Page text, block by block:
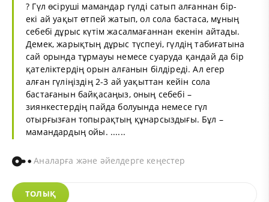
? Гүл өсіруші мамандар гүлді сатып алғаннан бір-
екі ай уақыт өтпей жатып, ол сола бастаса, мұның
себебі дұрыс күтім жасалмағаннан екенін айтады.
Демек, жарықтың дұрыс түспеуі, гүлдің табиғатына
сай орында тұрмауы немесе суаруда қандай да бір
қателіктердің орын алғанын білдіреді. Ал егер
алған гүліңіздің 2-3 ай уақыттан кейін сола
бастағанын байқасаңыз, оның себебі –
зиянкестердің пайда болуында немесе гүл
отырғызған топырақтың құнарсыздығы. Бұл –
мамандардың ойы. ......
Аналарға және әйелдерге кеңестер
ТОЛЫҚ